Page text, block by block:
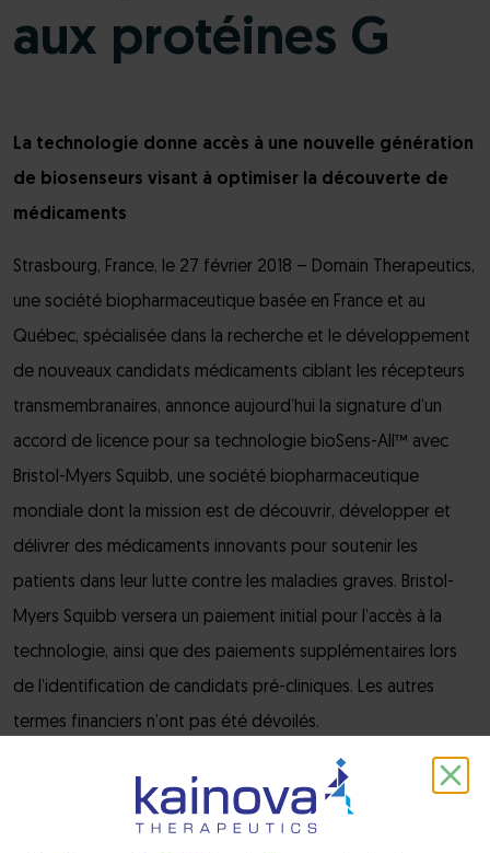
aux protéines G
La technologie donne accès à une nouvelle génération
de biosenseurs visant à optimiser la découverte de
médicaments
Strasbourg, France, le 27 février 2018 – Domain Therapeutics,
une société biopharmaceutique basée en France et au
Québec, spécialisée dans la recherche et le développement
de nouveaux candidats médicaments ciblant les récepteurs
transmembranaires, annonce aujourd’hui la signature d’un
accord de licence pour sa technologie bioSens-All™ avec
Bristol-Myers Squibb, une société biopharmaceutique
mondiale dont la mission est de découvrir, développer et
délivrer des médicaments innovants pour soutenir les
patients dans leur lutte contre les maladies graves. Bristol-
Myers Squibb versera un paiement initial pour l’accès à la
technologie, ainsi que des paiements supplémentaires lors
de l’identification de candidats pré-cliniques. Les autres
termes financiers n’ont pas été dévoilés.